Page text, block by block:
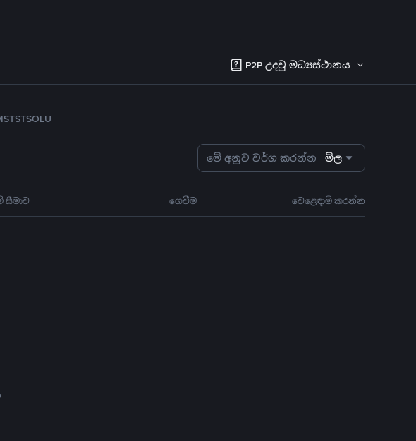
P2P උදවු මධ්‍යස්ථානය
TSTSOLU
මේ අනුව වර්ග කරන්න මිල
සීමාව ගෙවීම වෙළෙඳාම් කරන්න